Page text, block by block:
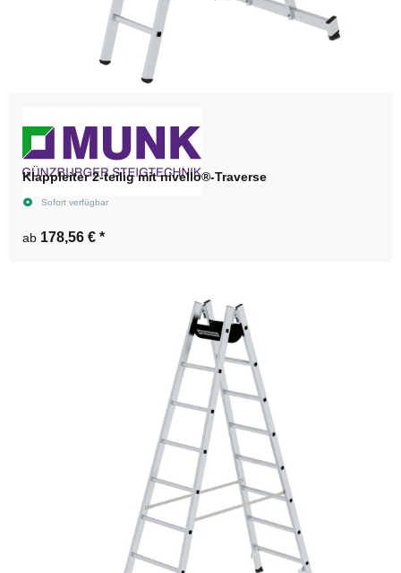
Klappleiter 2-teilig mit nivello®-Traverse
Sofort verfügbar
ab 178,56 € *